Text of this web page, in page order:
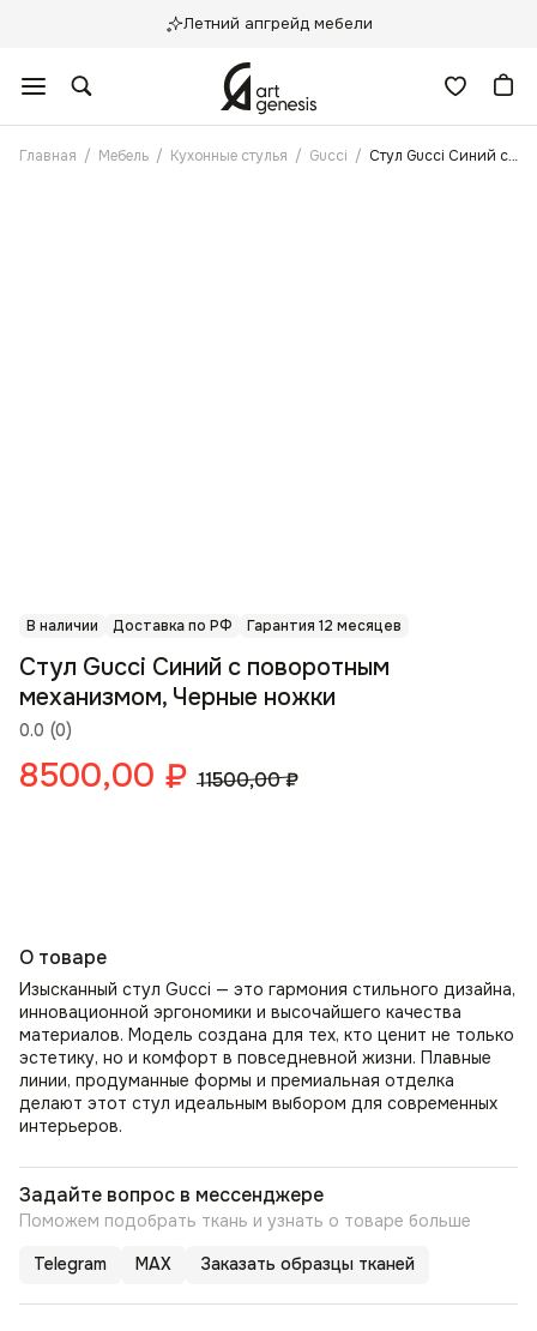
Летний апгрейд мебели
Главная / Мебель / Кухонные стулья / Gucci / Стул Gucci Синий с поворотным механизмом, Черные ножки
В наличии Доставка по РФ Гарантия 12 месяцев
0.0 (0)
Стул Gucci Синий с поворотным
механизмом, Черные ножки
8500,00 ₽ 11500,00₽
О товаре
Изысканный стул Gucci — это гармония стильного дизайна,
инновационной эргономики и высочайшего качества
материалов. Модель создана для тех, кто ценит не только
эстетику, но и комфорт в повседневной жизни. Плавные
линии, продуманные формы и премиальная отделка
делают этот стул идеальным выбором для современных
интерьеров.
Задайте вопрос в мессенджере
Поможем подобрать ткань и узнать о товаре больше
Telegram MAX Заказать образцы тканей